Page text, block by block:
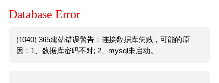
Database Error
(1040) 365建站错误警告：连接数据库失败，可能的原
因：1、数据库密码不对; 2、mysql未启动。